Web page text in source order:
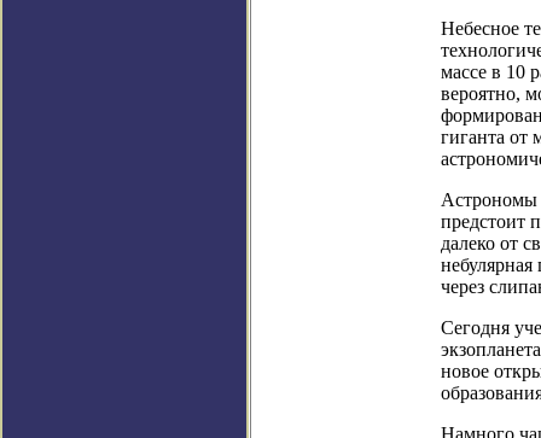
Небесное
массе в 10
вероятно,
гиганта от
Астрономы
предстоит
далеко от
через
Сегодня
новое